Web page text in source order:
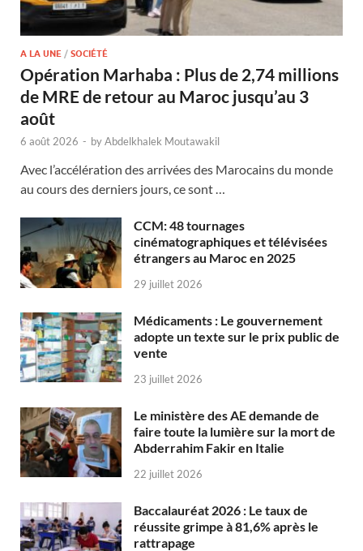
A LA UNE / SOCIÉTÉ
Opération Marhaba : Plus de 2,74 millions
de MRE de retour au Maroc jusqu’au 3
août
6 août 2026 - byAbdelkhalek Moutawakil
Avec l’accélération des arrivées des Marocains du monde
au cours des derniers jours, ce sont …
CCM: 48 tournages
cinématographiques et télévisées
étrangers au Maroc en 2025
29 juillet 2026
Médicaments : Le gouvernement
adopte un texte sur le prix public de
vente
23 juillet 2026
Le ministère des AE demande de
faire toute la lumière sur la mort de
Abderrahim Fakir en Italie
22 juillet 2026
Baccalauréat 2026 : Le taux de
réussite grimpe à 81,6% après le
rattrapage